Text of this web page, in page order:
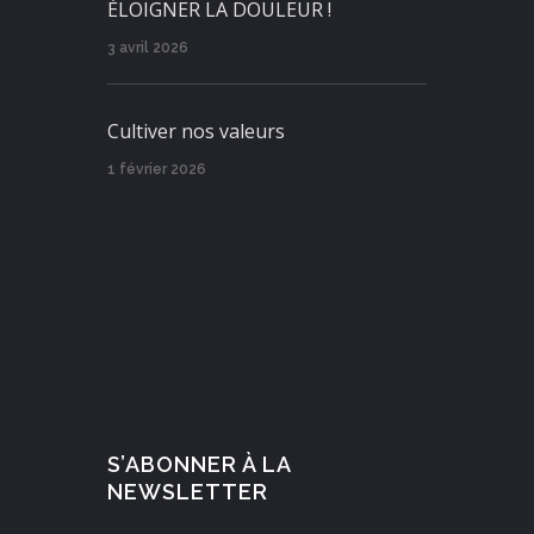
ÉLOIGNER LA DOULEUR !
3 avril 2026
Cultiver nos valeurs
1 février 2026
S’ABONNER À LA
NEWSLETTER